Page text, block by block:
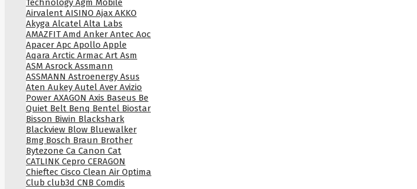
Technology Agm Mobile
Airvalent AISINO Ajax AKKO
Akyga Alcatel Alta Labs
AMAZFIT Amd Anker Antec Aoc
Apacer Apc Apollo Apple
Aqara Arctic Armac Art Asm
ASM Asrock Assmann
ASSMANN Astroenergy Asus
Aten Aukey Autel Aver Avizio
Power AXAGON Axis Baseus Be
Quiet Belt Benq Bentel Biostar
Bisson Biwin Blackshark
Blackview Blow Bluewalker
Bmg Bosch Braun Brother
Bytezone Ca Canon Cat
CATLINK Cepro CERAGON
Chieftec Cisco Clean Air Optima
Club club3d CNB Comdis